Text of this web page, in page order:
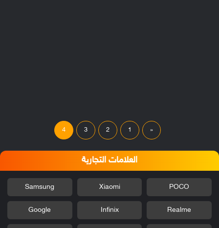
«
1
2
3
4
العلامات التجارية
POCO
Xiaomi
Samsung
Realme
Infinix
Google